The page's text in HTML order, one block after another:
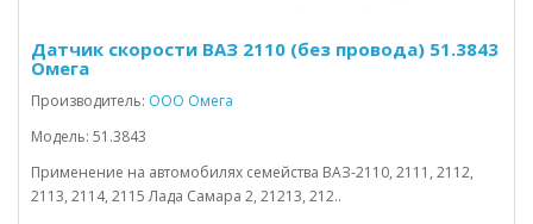
Датчик скорости ВАЗ 2110 (без провода) 51.3843
Омега
Производитель: ООО Омега
Модель: 51.3843
Применение на автомобилях семейства ВАЗ-2110, 2111, 2112,
2113, 2114, 2115 Лада Самара 2, 21213, 212..